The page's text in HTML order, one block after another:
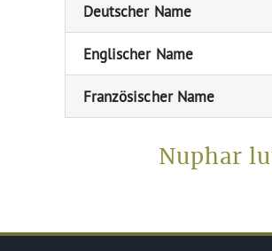
Deutscher Name
Englischer Name
Französischer Name
Nuphar